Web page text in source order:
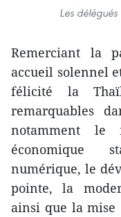
Les
Remerciant la
accueil solennel
félicité la
remarquables
notamment le
économique
numérique, le
pointe, la
ainsi que la